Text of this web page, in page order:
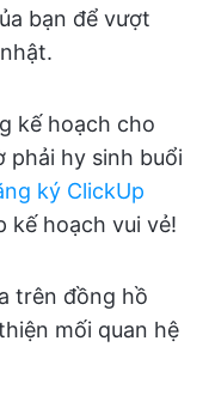
bạn để vượt
kế hoạch cho
phải hy sinh buổi
ký ClickUp
kế hoạch vui vẻ!
trên đồng hồ
mối quan hệ